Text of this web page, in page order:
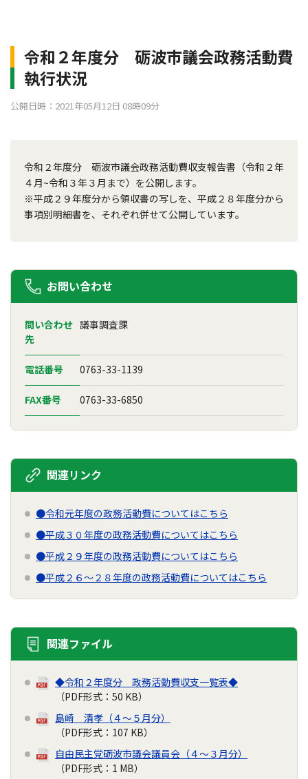
令和２年度分 砺波市議会政務活動費
執行状況
公開日時：2021年05月12日 08時09分
令和２年度分 砺波市議会政務活動費収支報告書（令和２年
４月~令和３年３月まで）を公開します。
※平成２９年度分から領収書の写しを、平成２８年度分から
事項別明細書を、それぞれ併せて公開しています。
お問い合わせ
問い合わせ
先
議事調査課
電話番号 0763-33-1139
FAX番号 0763-33-6850
関連リンク
●令和元年度の政務活動費についてはこちら
●平成３０年度の政務活動費についてはこちら
●平成２９年度の政務活動費についてはこちら
●平成２６～２８年度の政務活動費についてはこちら
関連ファイル
◆令和２年度分 政務活動費収支一覧表◆
（PDF形式：50 KB）
島崎 清孝（４～５月分）
（PDF形式：107 KB）
自由民主党砺波市議会議員会（４～３月分）
（PDF形式：1 MB）